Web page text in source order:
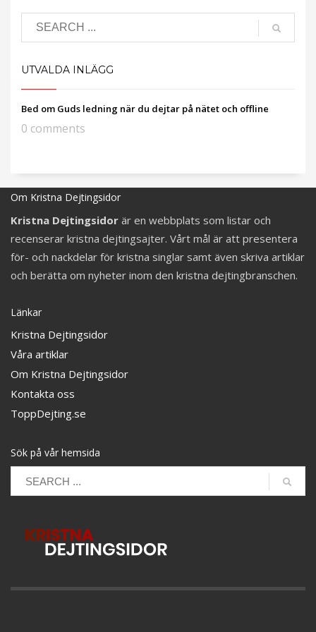
UTVALDA INLÄGG
Bed om Guds ledning när du dejtar på nätet och offline
0 comments
Om Kristna Dejtingsidor
Kristna Dejtingsidor är en webbplats som listar och
recenserar kristna dejtingsajter. Vårt mål är att presentera
för- och nackdelar för kristna singlar samt även skriva artiklar
och berätta om nyheter inom den kristna dejtingbranschen.
Länkar
Kristna Dejtingsidor
Våra artiklar
Om Kristna Dejtingsidor
Kontakta oss
ToppDejting.se
Sök på vår hemsida